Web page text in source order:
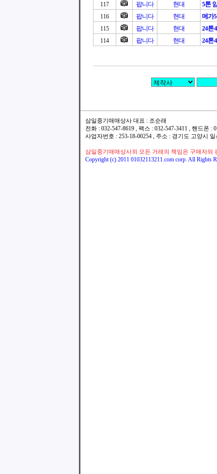
117 팝니다 현대 5톤
116 팝니다 현대 메가
115 팝니다 현대 24톤
114 팝니다 현대 24톤
삼일중기매매상사 대표 : 조순래
전화 : 032-547-8619 , 팩스 : 032-547-3411 , 핸드폰
사업자번호 : 253-18-00254 , 주소 : 경기도 고양시
삼일중기매매상사외 모든 거래의 책임은 구매자와
Copyright (c) 2011 01032113211.com corp. All Rights